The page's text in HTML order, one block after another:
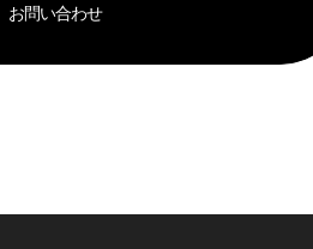
お問い合わせ